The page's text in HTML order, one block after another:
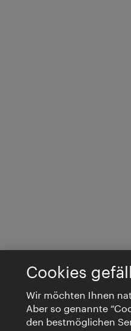
Cookies
Wir möchten Ihnen
Aber so genannte
den bestmöglichen